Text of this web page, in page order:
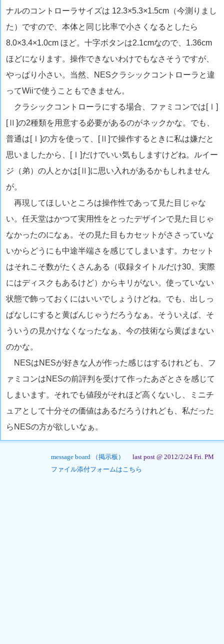
ナルのコントローラサイズは 12.3×5.3×1.5cm（今測りまし
た）ですので、本体と同じ比率で小さくなるとしたら
8.0×3.4×1.0cm ほど。十字ボタンは2.1cmなので、1.36cm
ほどになります。操作できないわけでもなさそうですが、
やっぱり小さい。当然、NESクラシックコントローラと違
ってWiiで使うこともできません。
クラシックコントローラにする場合、ファミコンでは[Ⅰ]
[Ⅱ]の2種類を用意する必要があるのがネックかな。でも、
普通は[Ⅰ]の方を使って、[Ⅱ]で操作するときに私は嫌だと
思いましたから、[Ⅰ]だけでいい気もしますけどね。ルイー
ジ（弟）の人とかは[Ⅱ]に思い入れがあるかもしれません
が。
再現してほしいところは操作性であって見た目じゃな
い。任天堂はかつて実用性をとったデザインで見た目じゃ
なかったのになぁ。その見た目もカセットがささっていな
いからどうにも中途半端さを感じてしまいます。カセット
はそれこそ数がたくさんある（収録タイトルだけ30、実際
にはディスクもあるけど）からキリがない。使っていない
状態で飾っておくにはいいでしょうけどね。でも、出しっ
ぱなしにすると黄ばんじゃうだろうなぁ。そういえば、そ
ういうの見かけなくなったなぁ、今の技術なら黄ばまない
のかな。
NESはNESが好きな人が作った感じはするけれども、フ
ァミコンはNESの前評判を受けて作ったあざとさを感じて
しまいます。それでも値段がそれほど高くないし、ミニチ
ュアとして十分その価値はあるだろうけれども、私だった
らNESの方が欲しいなぁ。
message board （掲示板）
last post @ 2012/2/24 Fri. PM
ファイル添付フォームはこちら